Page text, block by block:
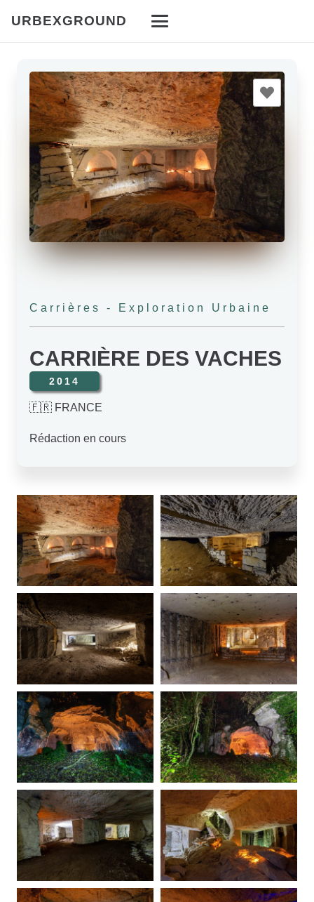
URBEXGROUND
Carrières - Exploration Urbaine
CARRIÈRE DES VACHES
2014
🇫🇷 FRANCE
Rédaction en cours